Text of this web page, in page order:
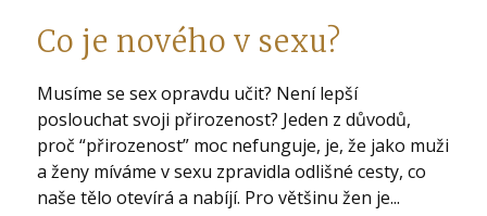
Co je nového v sexu?
Musíme se sex opravdu učit? Není lepší
poslouchat svoji přirozenost? Jeden z důvodů,
proč “přirozenost” moc nefunguje, je, že jako muži
a ženy míváme v sexu zpravidla odlišné cesty, co
naše tělo otevírá a nabíjí. Pro většinu žen je...